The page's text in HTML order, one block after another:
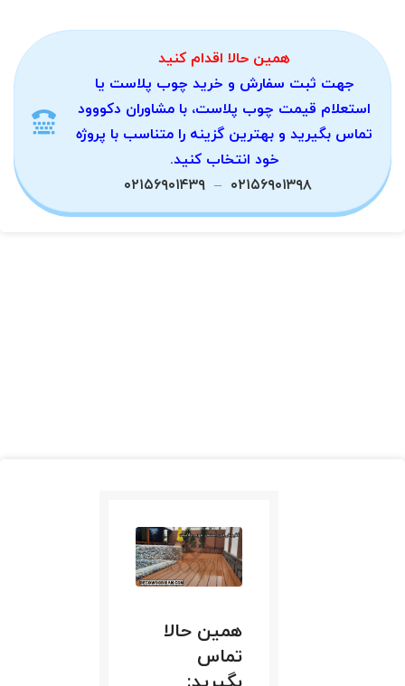
همین حالا اقدام کنید
جهت ثبت سفارش و خرید چوب پلاست یا
استعلام قیمت چوب پلاست، با مشاوران دکووود
تماس بگیرید و بهترین گزینه را متناسب با پروژه
خود انتخاب کنید.
۰۲۱۵۶۹۰۱۳۹۸ –۰۲۱۵۶۹۰۱۴۳۹
همین حالا
تماس